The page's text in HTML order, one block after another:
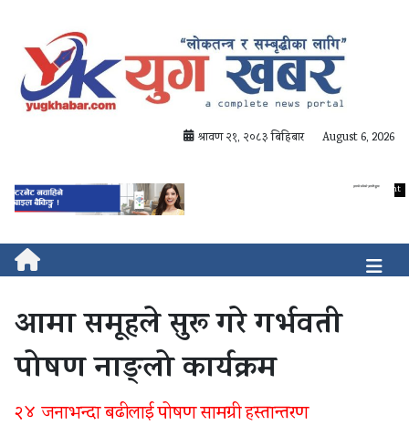
श्रावण २१, २०८३ बिहिबार August 6, 2026
आमा समूहले सुरू गरे गर्भवती
पोषण नाङ्लो कार्यक्रम
२४ जनाभन्दा बढीलाई पोषण सामग्री हस्तान्तरण